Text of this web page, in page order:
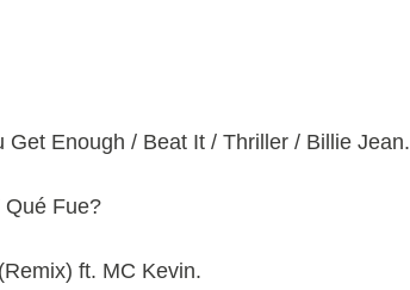
Get Enough / Beat It / Thriller / Billie Jean.
Qué Fue?
ft. MC Kevin.